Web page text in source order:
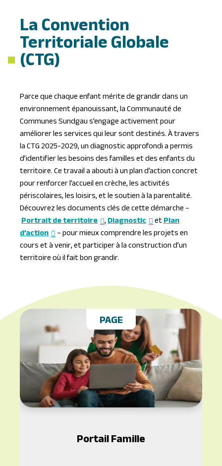
La Convention
Territoriale Globale
(CTG)
Parce que chaque enfant mérite de grandir dans un
environnement épanouissant, la Communauté de
Communes Sundgau s’engage activement pour
améliorer les services qui leur sont destinés. À travers
la CTG 2025-2029, un diagnostic approfondi a permis
d’identifier les besoins des familles et des enfants du
territoire. Ce travail a abouti à un plan d’action concret
pour renforcer l’accueil en crèche, les activités
périscolaires, les loisirs, et le soutien à la parentalité.
Découvrez les documents clés de cette démarche –
Portrait de territoire ,Diagnostic etPlan
d’action
–pour mieux comprendre les projets en
cours et à venir, et participer à la construction d’un
territoire où il fait bon grandir.
Portail Famille
PAGE